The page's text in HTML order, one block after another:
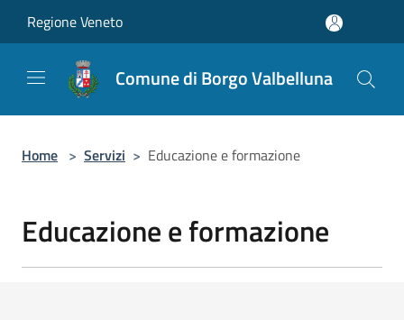
Regione Veneto
Comune di Borgo Valbelluna
Home > Servizi > Educazione e formazione
Educazione e formazione